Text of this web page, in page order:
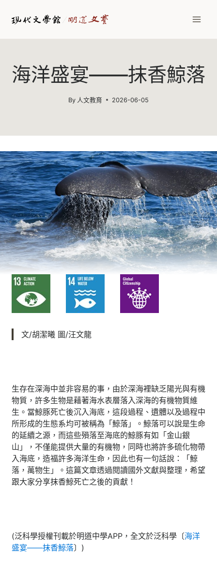
海洋盛宴——抹香鯨落
By 人文教育 2026-06-05
文/胡潔曦 圖/汪文龍
生存在深海中並非容易的事，由於深海裡缺乏陽光與有機
物質，許多生物是藉著海水表層落入深海的有機物質維
生。當鯨豚死亡後沉入海底，這段過程、遺體以及過程中
所形成的生態系均可被稱為「鯨落」。鯨落可以說是生命
的延續之源，而這些殞落至海底的鯨豚有如「金山銀
山」，不僅能提供大量的有機物，同時也將許多硫化物帶
入海底，造福許多海洋生命，因此也有一句話說：「鯨
落，萬物生」。這篇文章透過閱讀國外文獻與整理，希望
跟大家分享抹香鯨死亡之後的貢獻！
(泛科學授權刊載於明道中學APP，全文於泛科學 〔海洋
盛宴——抹香鯨落〕)